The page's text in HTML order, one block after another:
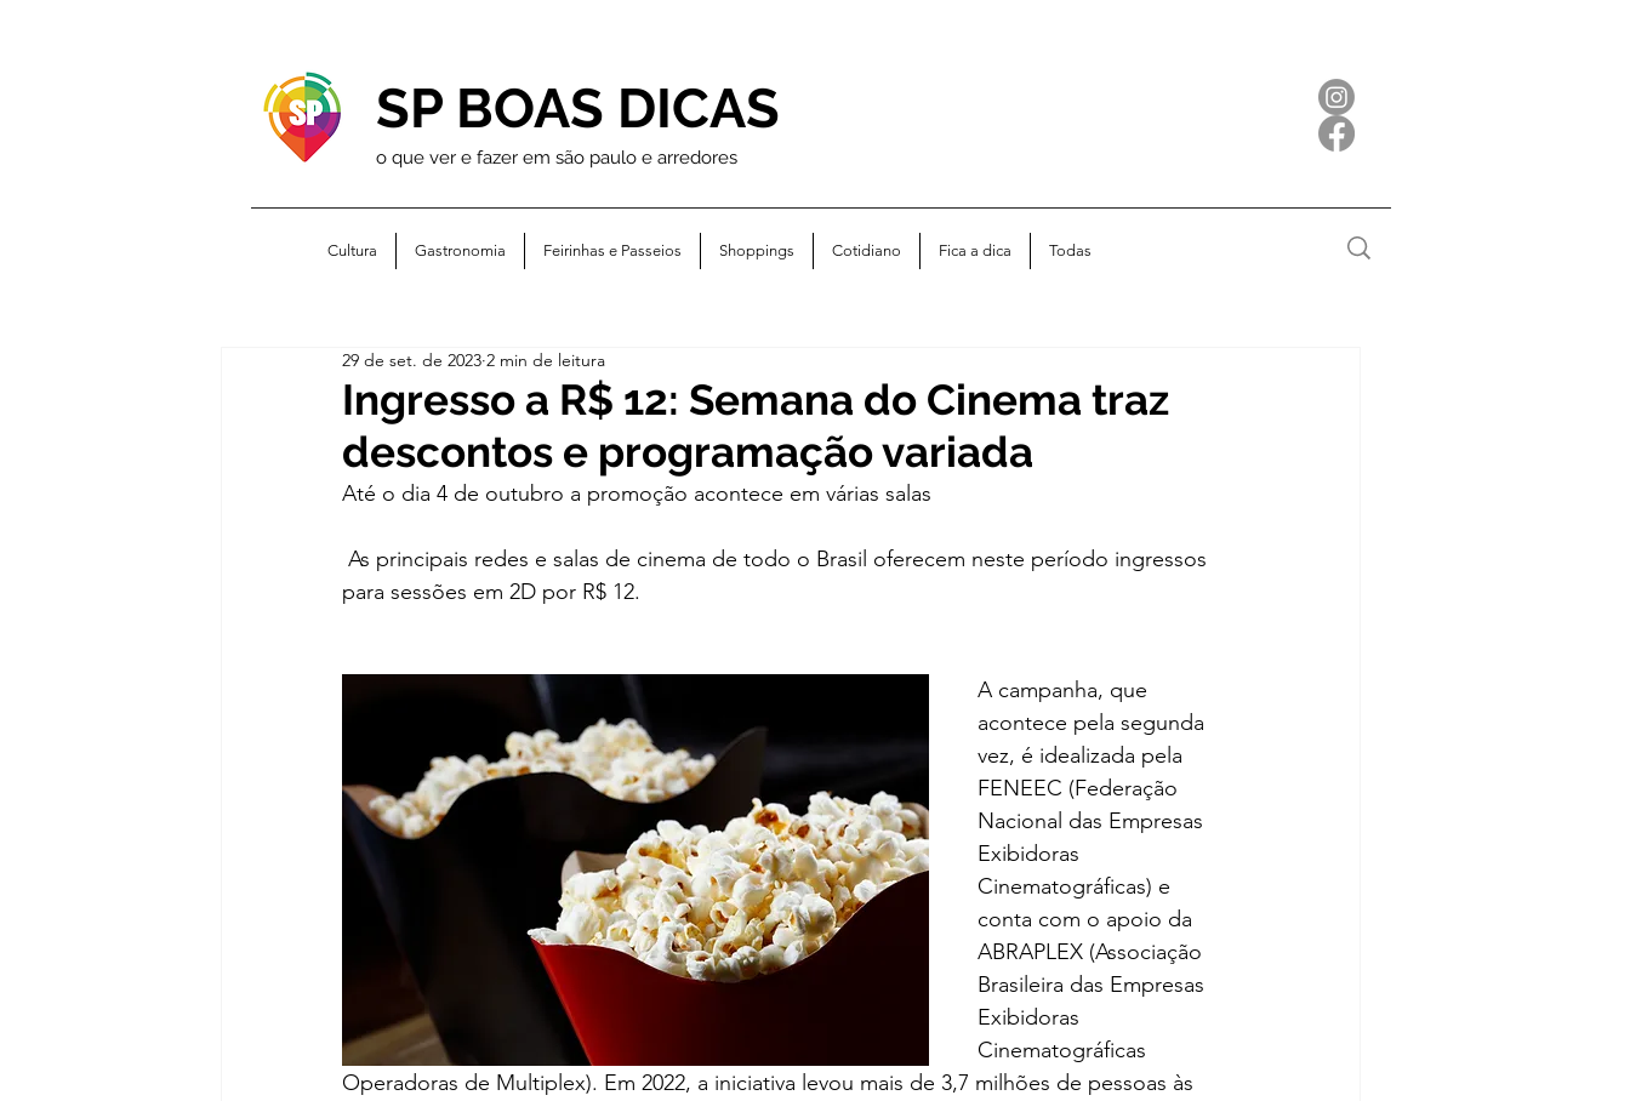
SP BOAS DICAS
o que ver e fazer em são paulo e arredores
Cultura Gastronomia Feirinhas e Passeios Shoppings Cotidiano Fica a dica Todas
Ingresso a R$ 12: Semana do Cinema traz
descontos e programação variada
29 de set. de 2023 2 min de leitura
Até o dia 4 de outubro a promoção acontece em várias salas
para sessões em 2D por R$ 12.
A campanha, que
acontece pela segunda
vez, é idealizada pela
FENEEC (Federação
Nacional das Empresas
Exibidoras
Cinematográficas) e
conta com o apoio da
ABRAPLEX (Associação
Brasileira das Empresas
Exibidoras
Cinematográficas
Operadoras de Multiplex). Em 2022, a iniciativa levou mais de 3,7 milhões de pessoas às